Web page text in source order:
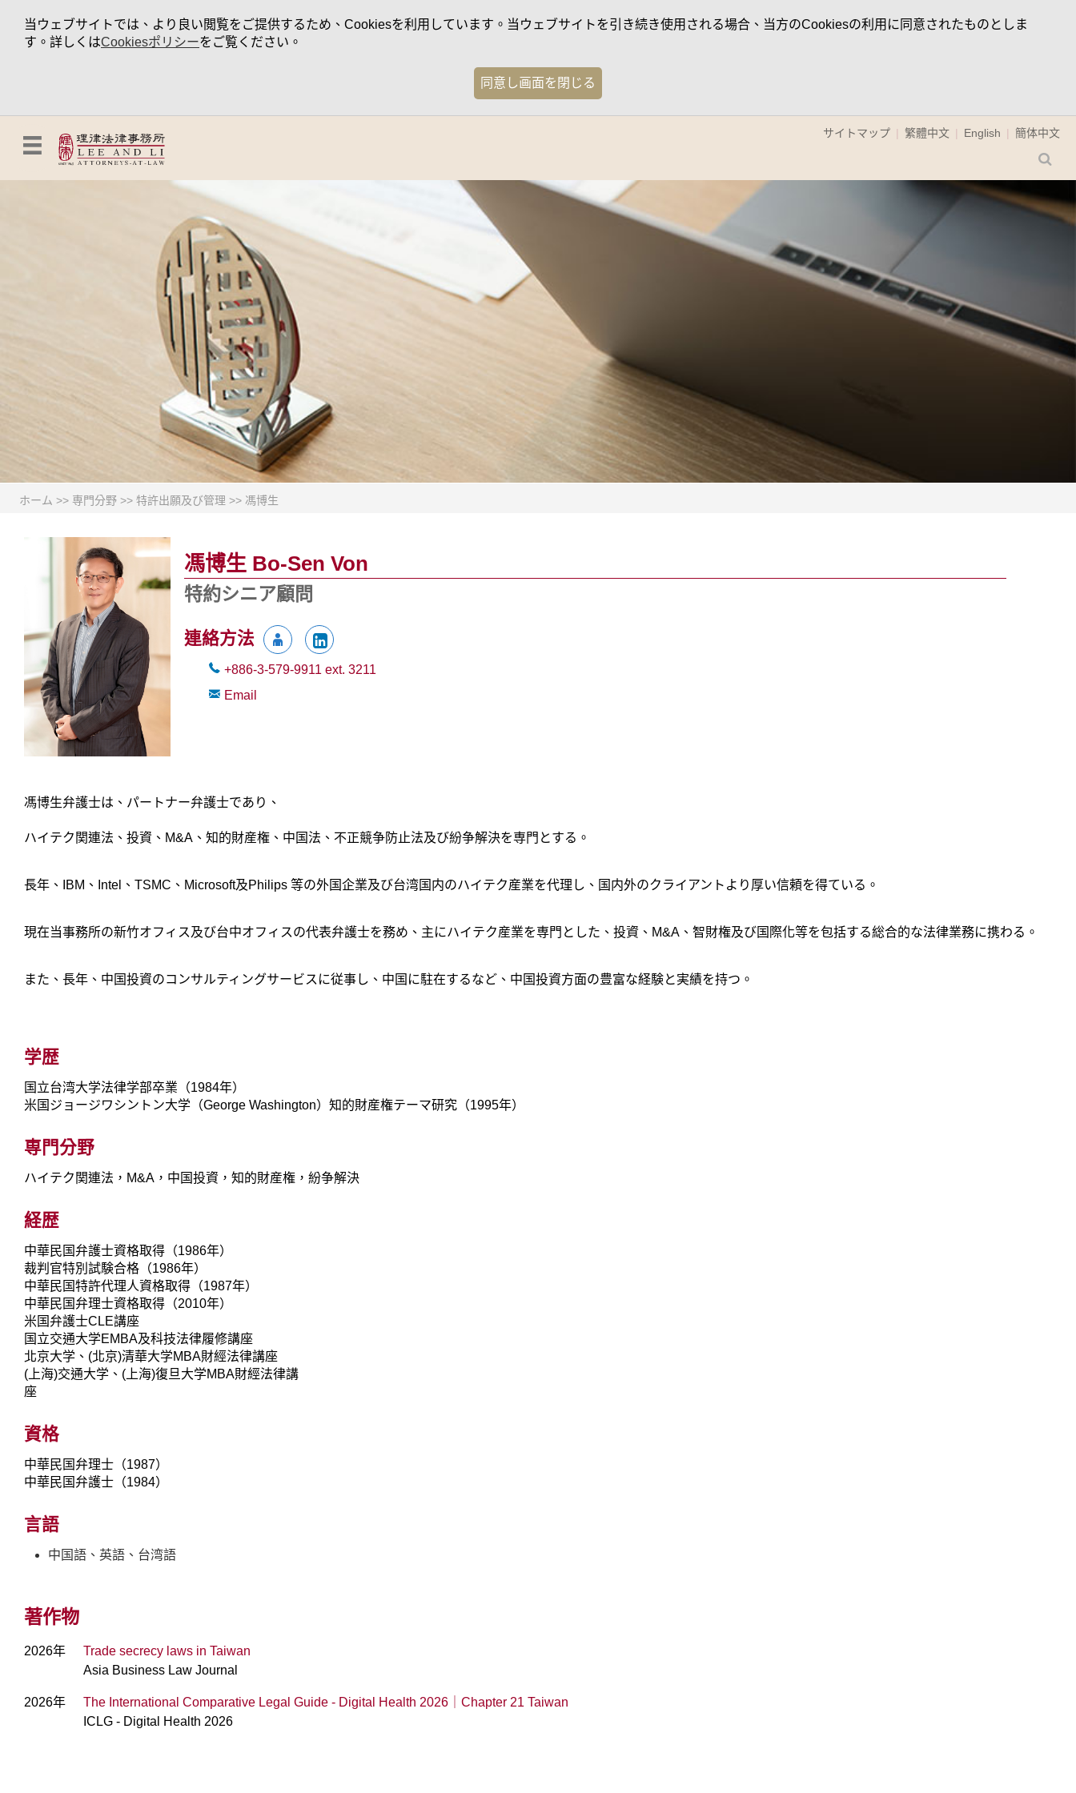
当ウェブサイトでは、より良い閲覧をご提供するため、Cookiesを利用しています。当ウェブサイトを引き続き使用される場合、当方のCookiesの利用に同意されたものとしま
す。詳しくはCookiesポリシーをご覧ください。
同意し画面を閉じる
サイトマップ 繁體中文 English 簡体中文
ホーム >> 専門分野 >> 特許出願及び管理 >> 馮博生
馮博生 Bo-Sen Von
特約シニア顧問
連絡方法
+886-3-579-9911 ext. 3211
Email
馮博生弁護士は、パートナー弁護士であり、
ハイテク関連法、投資、M&A、知的財産権、中国法、不正競争防止法及び紛争解決を専門とする。
長年、IBM、Intel、TSMC、Microsoft及Philips 等の外国企業及び台湾国内のハイテク産業を代理し、国内外のクライアントより厚い信頼を得ている。
現在当事務所の新竹オフィス及び台中オフィスの代表弁護士を務め、主にハイテク産業を専門とした、投資、M&A、智財権及び国際化等を包括する総合的な法律業務に携わる。
また、長年、中国投資のコンサルティングサービスに従事し、中国に駐在するなど、中国投資方面の豊富な経験と実績を持つ。
学歴
国立台湾大学法律学部卒業（1984年）
米国ジョージワシントン大学（George Washington）知的財産権テーマ研究（1995年）
専門分野
ハイテク関連法，M&A，中国投資，知的財産権，紛争解決
経歴
中華民国弁護士資格取得（1986年）
裁判官特別試験合格（1986年）
中華民国特許代理人資格取得（1987年）
中華民国弁理士資格取得（2010年）
米国弁護士CLE講座
国立交通大学EMBA及科技法律履修講座
北京大学、(北京)清華大学MBA財經法律講座
(上海)交通大学、(上海)復旦大学MBA財經法律講
座
資格
中華民国弁理士（1987）
中華民国弁護士（1984）
言語
中国語、英語、台湾語
著作物
2026年
Trade secrecy laws in Taiwan
Asia Business Law Journal
2026年
The International Comparative Legal Guide - Digital Health 2026｜Chapter 21 Taiwan
ICLG - Digital Health 2026